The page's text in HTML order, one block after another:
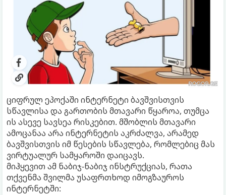
ციფრულ ეპოქაში ინტერნეტი ბავშვისთვის
სწავლისა და გართობის მთავარი წყაროა, თუმცა
ის ასევე სავსეა რისკებით. მშობლის მთავარი
ამოცანაა არა ინტერნეტის აკრძალვა, არამედ
ბავშვისთვის იმ წესების სწავლება, რომლებიც მას
ვირტუალურ სამყაროში დაიცავს.
მიჰყევით ამ ნაბიჯ-ნაბიჯ ინსტრუქციას, რათა
თქვენმა შვილმა უსაფრთხოდ იმოგზაუროს
ინტერნეტში: